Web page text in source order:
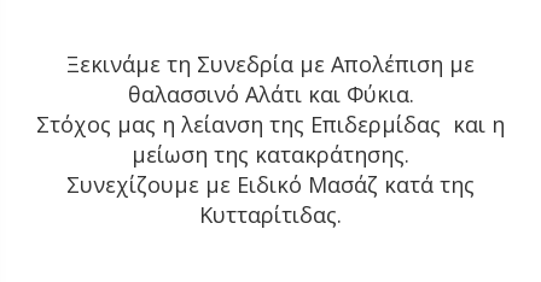
Ξεκινάμε τη Συνεδρία με Απολέπιση με
θαλασσινό Αλάτι και Φύκια.
Στόχος μας η λείανση της Επιδερμίδας και η
μείωση της κατακράτησης.
Συνεχίζουμε με Ειδικό Μασάζ κατά της
Κυτταρίτιδας.